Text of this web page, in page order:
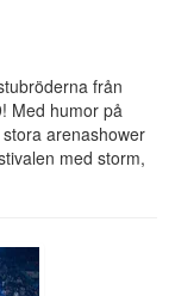
från
Med humor på
arenashower
med storm,